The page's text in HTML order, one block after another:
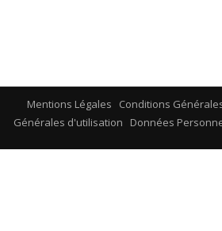
Mentions Légales Conditions
Générales d'utilisation
Données